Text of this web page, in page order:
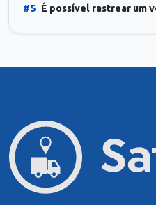
#5 É possível rastrear um